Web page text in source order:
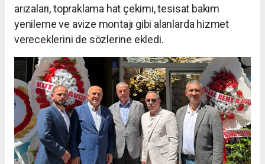
arızaları, topraklama hat çekimi, tesisat bakım
yenileme ve avize montajı gibi alanlarda hizmet
vereceklerini de sözlerine ekledi.